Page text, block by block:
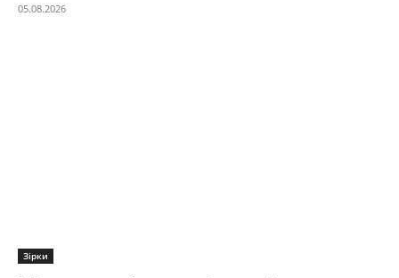
05.08.2026
Зірки